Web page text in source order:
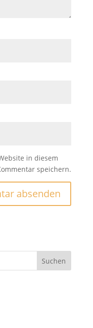
in diesem
speichern.